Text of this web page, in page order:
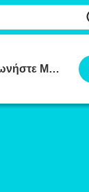
Επικοινωνήστε Μαζί Μας